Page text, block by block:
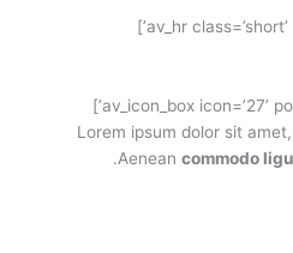
Lorem ipsum dolor sit
Aenean commodo